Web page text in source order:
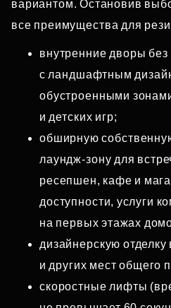
вариантом. Остановив
все преимущества для
внутренние дворы
с ландшафтным
обустроенными
и детских игр;
обширную
лаундж‑зону для
ресепшен, кафе и
доступности, услуги
на первых этажах
дизайнерскую
и других мест общего
скоростные лифты